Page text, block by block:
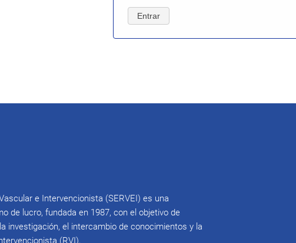
Entrar
e Intervencionista (SERVEI) es una
de lucro, fundada en 1987, con el objetivo de
investigación, el intercambio de conocimientos y la
(RVI).